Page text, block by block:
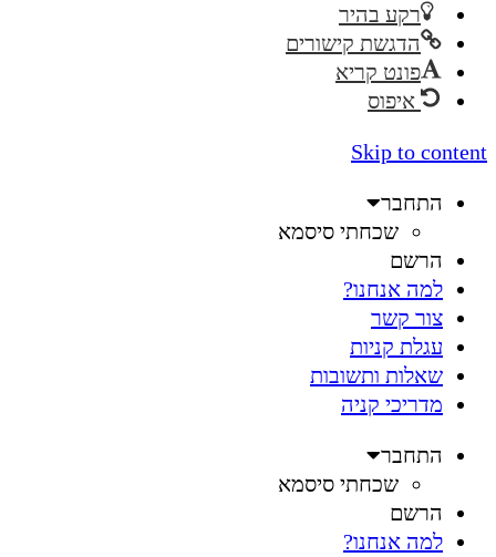
רקע בהיר
הדגשת קישורים
פונט קריא
איפוס
Skip to content
התחבר
שכחתי סיסמא
הרשם
למה אנחנו?
צור קשר
עגלת קניות
שאלות ותשובות
מדריכי קניה
התחבר
שכחתי סיסמא
הרשם
למה אנחנו?